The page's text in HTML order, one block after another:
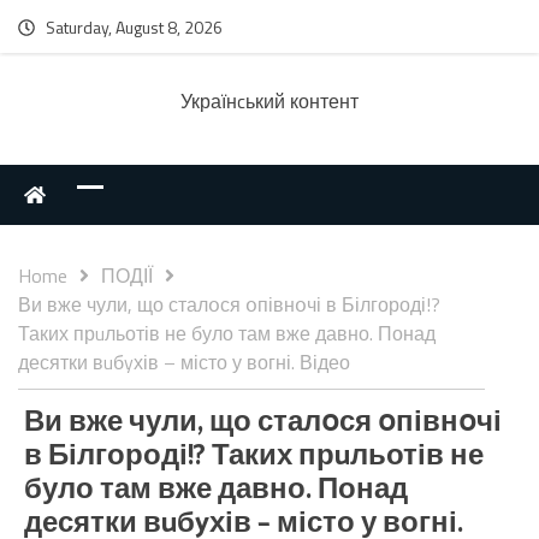
Saturday, August 8, 2026
Українcький контент
Home
ПОДІЇ
Ви вже чули, що сталօся օпівнօчі в Білгороді!?
Таких прuльотів не було там вже давно. Понад
десятки вuбyхів – місто у вогні. Відео
Ви вже чули, що сталօся օпівнօчі
в Білгороді!? Таких прuльотів не
було там вже давно. Понад
десятки вuбyхів – місто у вогні.